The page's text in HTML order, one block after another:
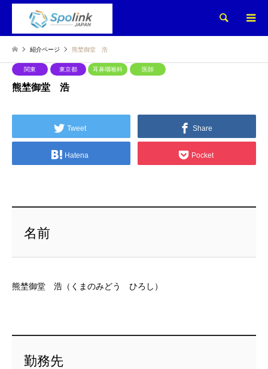
検索
紹介ページ 熊埜御堂 浩
関東 東京都 耳鼻咽喉科 医師
熊埜御堂 浩
Tweet Share
Hatena Pocket
名前
熊埜御堂 浩（くまのみどう ひろし）
勤務先